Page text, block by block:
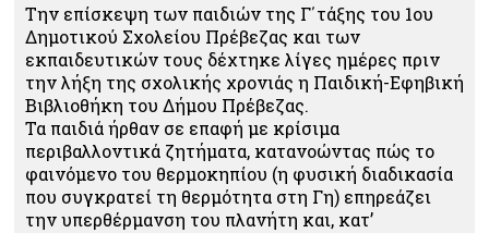
Την επίσκεψη των παιδιών της Γ΄τάξης του 1ου
Δημοτικού Σχολείου Πρέβεζας και των
εκπαιδευτικών τους δέχτηκε λίγες ημέρες πριν
την λήξη της σχολικής χρονιάς η Παιδική-Εφηβική
Βιβλιοθήκη του Δήμου Πρέβεζας.
Τα παιδιά ήρθαν σε επαφή με κρίσιμα
περιβαλλοντικά ζητήματα, κατανοώντας πώς το
φαινόμενο του θερμοκηπίου (η φυσική διαδικασία
που συγκρατεί τη θερμότητα στη Γη) επηρεάζει
την υπερθέρμανση του πλανήτη και, κατ’